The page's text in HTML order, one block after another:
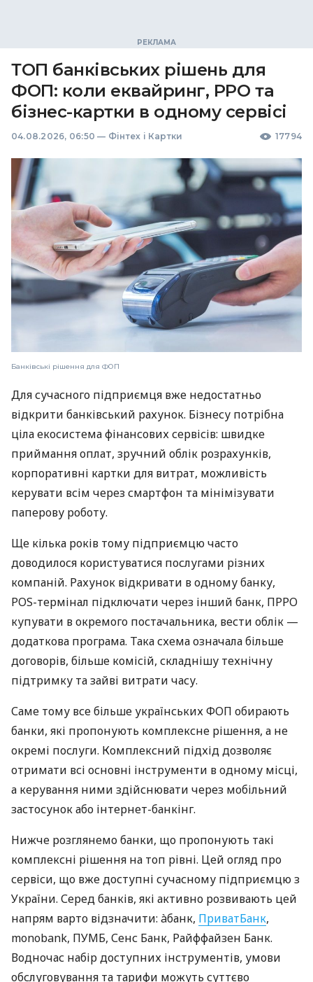
ТОП банківських рішень для
ФОП: коли еквайринг, РРО та
бізнес-картки в одному сервісі
04.08.2026, 06:50 — Фінтех і Картки 17794
Банківські рішення для ФОП
Для сучасного підприємця вже недостатньо
відкрити банківський рахунок. Бізнесу потрібна
ціла екосистема фінансових сервісів: швидке
приймання оплат, зручний облік розрахунків,
корпоративні картки для витрат, можливість
керувати всім через смартфон та мінімізувати
паперову роботу.
Ще кілька років тому підприємцю часто
доводилося користуватися послугами різних
компаній. Рахунок відкривати в одному банку,
POS-термінал підключати через інший банк, ПРРО
купувати в окремого постачальника, вести облік —
додаткова програма. Така схема означала більше
договорів, більше комісій, складнішу технічну
підтримку та зайві витрати часу.
Саме тому все більше українських ФОП обирають
банки, які пропонують комплексне рішення, а не
окремі послуги. Комплексний підхід дозволяє
отримати всі основні інструменти в одному місці,
а керування ними здійснювати через мобільний
застосунок або інтернет-банкінг.
Нижче розглянемо банки, що пропонують такі
комплексні рішення на топ рівні. Цей огляд про
сервіси, що вже доступні сучасному підприємцю з
України. Серед банків, які активно розвивають цей
напрям варто відзначити: àбанк, ПриватБанк,
monobank, ПУМБ, Сенс Банк, Райффайзен Банк.
Водночас набір доступних інструментів, умови
обслуговування та тарифи можуть суттєво